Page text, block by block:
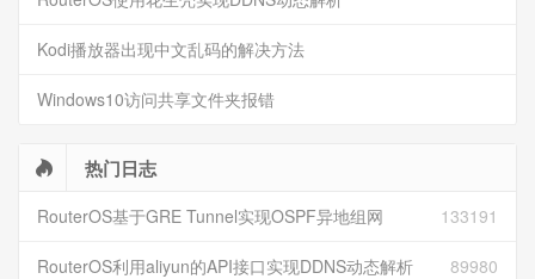
Kodi播放器出现中文乱码的解决方法
Windows10访问共享文件夹报错
热门日志
133191
RouterOS基于GRE Tunnel实现OSPF异地组网
89980
RouterOS利用aliyun的API接口实现DDNS动态解析